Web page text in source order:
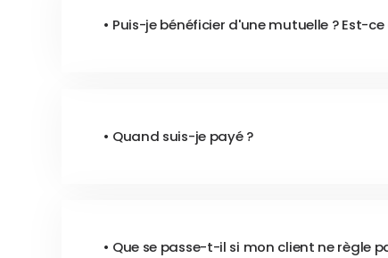
• Puis-je bénéficier d'une mutuelle ? Est-
• Quand suis-je payé ?
• Que se passe-t-il si mon client ne règle